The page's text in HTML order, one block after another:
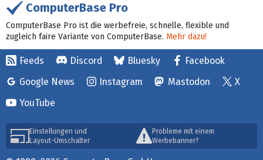
ComputerBase Pro
ComputerBase Pro ist die werbefreie, schnelle, flexible und
zugleich faire Variante von ComputerBase. Mehr dazu!
Feeds Discord Bluesky
Facebook
Google News
Instagram Mastodon
X
YouTube
Einstellungen und
Layout-Umschalter
Probleme mit einem
Werbebanner?